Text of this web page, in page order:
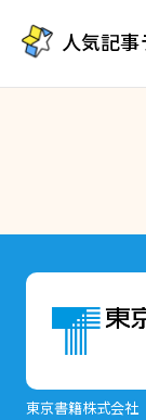
人気記
東京書籍株式会社